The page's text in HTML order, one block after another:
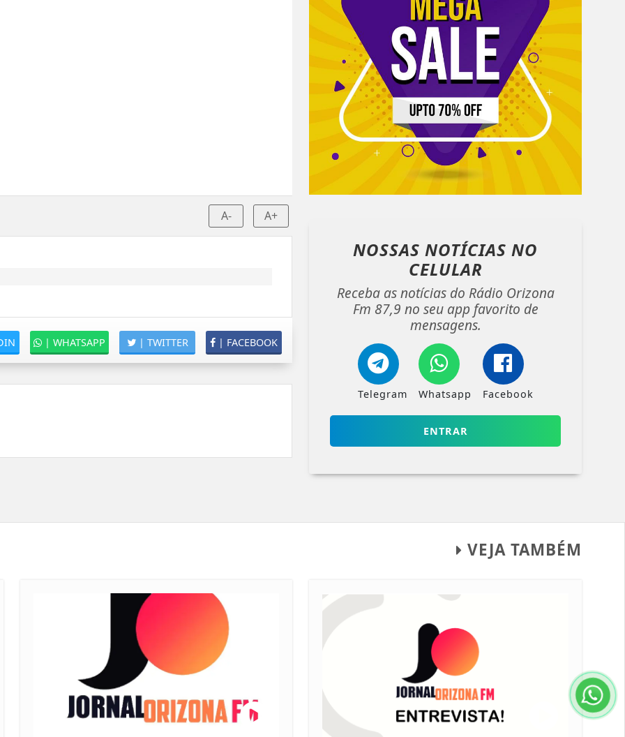
A- A+
| FACEBOOK
| TWITTER
| WHATSAPP
NOSSAS NOTÍCIASNO
CELULAR
Receba as notícias do Rádio Orizona
Fm 87,9 no seu app favorito de
mensagens.
Telegram Whatsapp Facebook
ENTRAR
VEJA TAMBÉM